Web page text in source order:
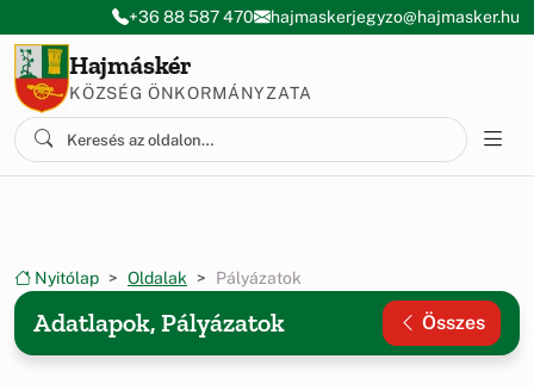
Ugrás a menüre
Ugrás a tartalomra
+36 88 587 470 hajmaskerjegyzo@hajmasker.hu
Hajmáskér
KÖZSÉG ÖNKORMÁNYZATA
Nyitólap Oldalak Pályázatok
Adatlapok, Pályázatok Összes